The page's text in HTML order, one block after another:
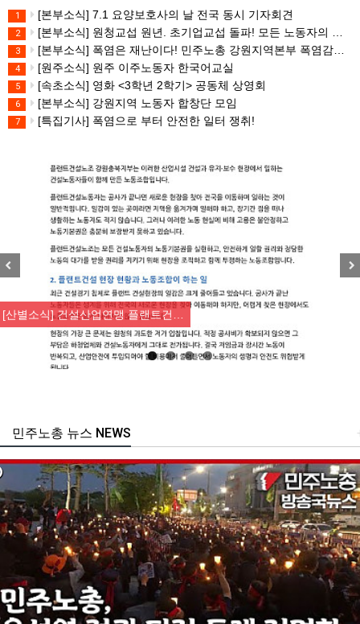
1 [본부소식] 7.1 요양보호사의 날 전국 동시 기자회견
2 [본부소식] 원청교섭 원년. 초기업교섭 돌파! 모든 노동자의 노동기본권 쟁취! 민주노총 7.15 총파업대회
3 [본부소식] 폭염은 재난이다! 민주노총 강원지역본부 폭염감시단 선포 기자회견
4 [원주소식] 원주 이주노동자 한국어교실
5 [속초소식] 영화 <3학년 2학기> 공동체 상영회
6 [본부소식] 강원지역 노동자 합창단 모임
7 [특집기사] 폭염으로 부터 안전한 일터 쟁취!
설산업연맹 플랜트건…
주노총 뉴스 NEWS